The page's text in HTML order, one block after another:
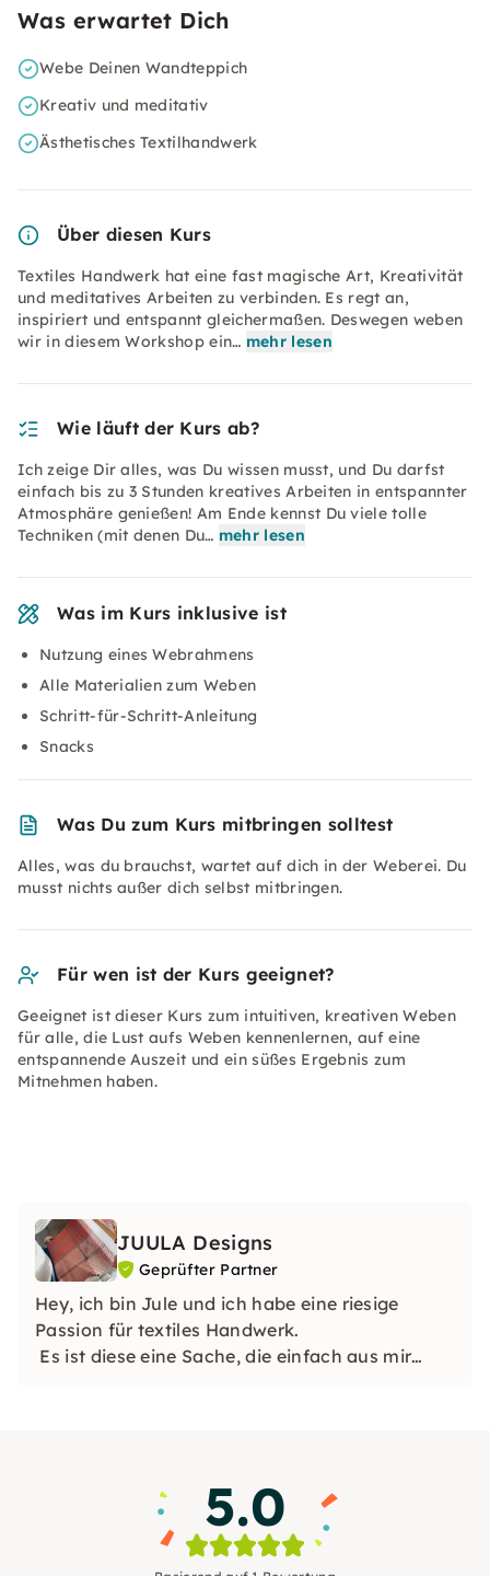
Was erwartet Dich
Webe Deinen Wandteppich
Kreativ und meditativ
Ästhetisches Textilhandwerk
Über diesen Kurs
Textiles Handwerk hat eine fast magische Art, Kreativität
und meditatives Arbeiten zu verbinden. Es regt an,
inspiriert und entspannt gleichermaßen. Deswegen weben
wir in diesem Workshop ein… mehr lesen
Wie läuft der Kurs ab?
Ich zeige Dir alles, was Du wissen musst, und Du darfst
einfach bis zu 3 Stunden kreatives Arbeiten in entspannter
Atmosphäre genießen! Am Ende kennst Du viele tolle
Techniken (mit denen Du… mehr lesen
Was im Kurs inklusive ist
Nutzung eines Webrahmens
Alle Materialien zum Weben
Schritt-für-Schritt-Anleitung
Snacks
Was Du zum Kurs mitbringen solltest
Alles, was du brauchst, wartet auf dich in der Weberei. Du
musst nichts außer dich selbst mitbringen.
Für wen ist der Kurs geeignet?
Geeignet ist dieser Kurs zum intuitiven, kreativen Weben
für alle, die Lust aufs Weben kennenlernen, auf eine
entspannende Auszeit und ein süßes Ergebnis zum
Mitnehmen haben.
JUULA Designs
Geprüfter Partner
Hey, ich bin Jule und ich habe eine riesige
Passion für textiles Handwerk.
Es ist diese eine Sache, die einfach aus mir
5.0